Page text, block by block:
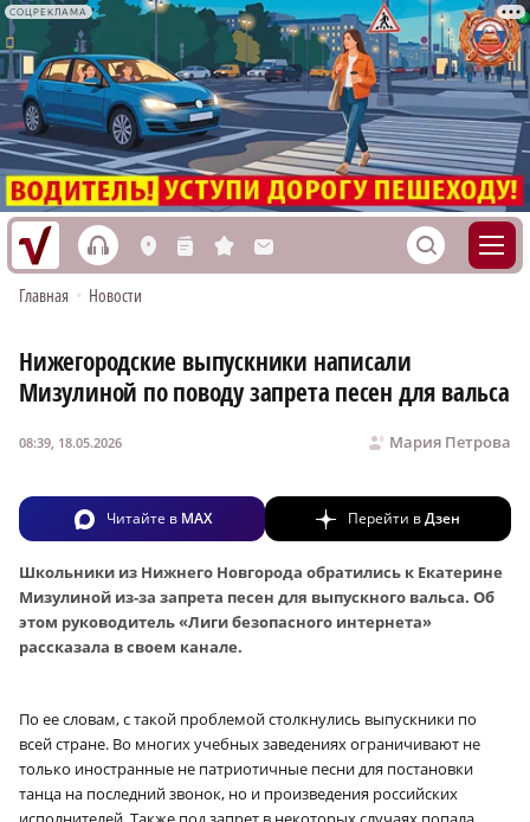
СОЦРЕКЛАМА
h L n s M S
Главная • Новости
Нижегородские выпускники написали
Мизулиной по поводу запрета песен для вальса
Мария Петрова
08:39, 18.05.2026
Читайте в MAX Перейти вДзен
Школьники из Нижнего Новгорода обратились к Екатерине
Мизулиной из-за запрета песен для выпускного вальса. Об
этом руководитель «Лиги безопасного интернета»
рассказала в своем канале.
По ее словам, с такой проблемой столкнулись выпускники по
всей стране. Во многих учебных заведениях ограничивают не
только иностранные не патриотичные песни для постановки
танца на последний звонок, но и произведения российских